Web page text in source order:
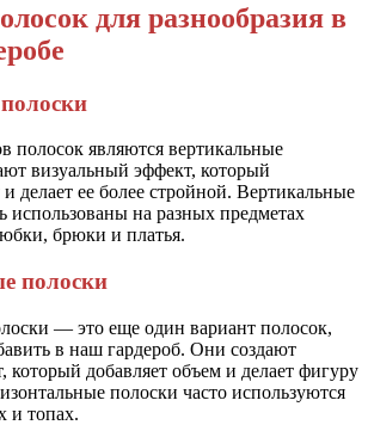
для разнообразия в
полосок являются вертикальные
визуальный эффект, который
делает ее более стройной. Вертикальные
использованы на разных предметах
брюки и платья.
полоски
— это еще один вариант полосок,
в наш гардероб. Они создают
который добавляет объем и делает фигуру
полоски часто используются
и топах.